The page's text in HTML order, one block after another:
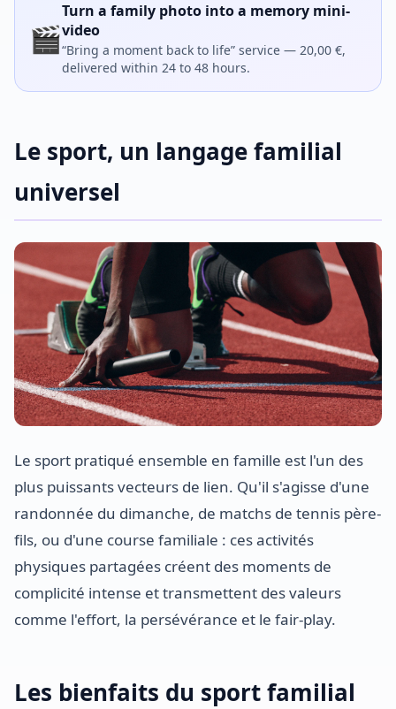
🎬
Turn a family photo into a memory mini-
video
“Bring a moment back to life” service — 20,00 €,
delivered within 24 to 48 hours.
Le sport, un langage familial
universel
Le sport pratiqué ensemble en famille est l'un des
plus puissants vecteurs de lien. Qu'il s'agisse d'une
randonnée du dimanche, de matchs de tennis père-
fils, ou d'une course familiale : ces activités
physiques partagées créent des moments de
complicité intense et transmettent des valeurs
comme l'effort, la persévérance et le fair-play.
Les bienfaits du sport familial